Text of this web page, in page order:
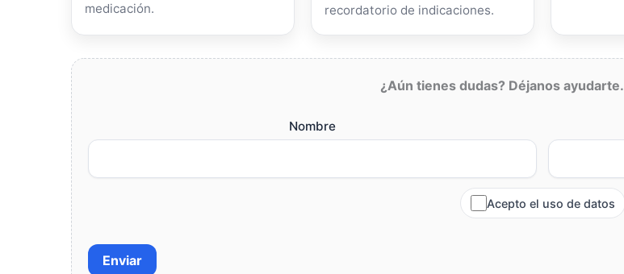
medicación.
recordatorio de indicaciones.
¿Aún tienes dudas? Déjanos ayudarte.
Nombre
Acepto el uso de datos
Enviar